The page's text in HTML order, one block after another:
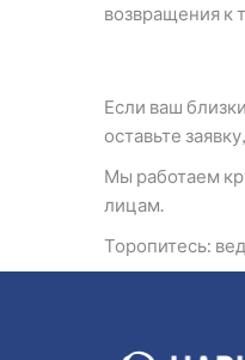
возвращения к
Если ваш
оставьте
Мы работаем
лицам.
Торопитесь: